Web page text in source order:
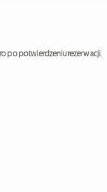
po potwierdzeniu rezerwacji.